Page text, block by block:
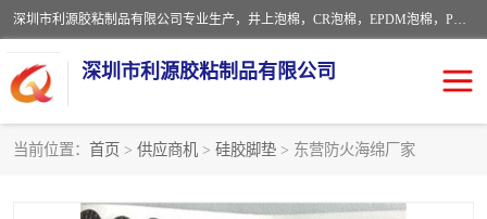
深圳市利源胶粘制品有限公司专业生产，井上泡棉，CR泡棉，EPDM泡棉，PORON泡棉厚度剖切，公差正负0.1mm，硅胶条，脚垫，异形一次成型，雕刻EVA海绵；包装材料:精密仪器、医疗器具、运输时缓冲、防震材料。建筑:住房装潢材料、房屋门窗密封；轻便、强韧性：轻便并且具有较强的韧性，良好的耐油性与耐溶剂性。隔热性：导热性低具有优越的保温性，具有的回弹性。
深圳市利源胶粘制品有限公司
当前位置： 首页 > 供应商机 > 硅胶脚垫 > 东营防火海绵厂家